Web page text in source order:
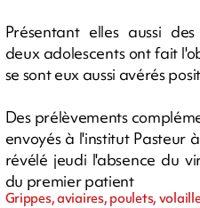
Présentant elles aussi
deux adolescents ont fait
se sont eux aussi avérés
Des prélèvements
envoyés à l'institut Pasteur
révélé jeudi l'absence du
du premier patient
Grippes, aviaires, poulets,